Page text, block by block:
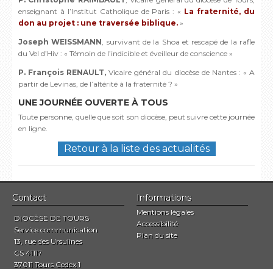
enseignant à l’Institut Catholique de Paris : « La fraternité, du
don au projet : une traversée biblique. »
Joseph WEISSMANN, survivant de la Shoa et rescapé de la rafle
du Vel d’Hiv : « Témoin de l’indicible et éveilleur de conscience »
P. François RENAULT, Vicaire général du diocèse de Nantes : « A
partir de Levinas, de l’altérité à la fraternité ? »
UNE JOURNÉE OUVERTE À TOUS
Toute personne, quelle que soit son diocèse, peut suivre cette journée
en ligne.
Retour à la liste des actualités
Contact
DIOCÈSE DE TOURS
Service communication
13, rue des Ursulines
CS 41117
37011 Tours Cedex 1
Informations
Mentions légales
Accessibilité
Plan du site